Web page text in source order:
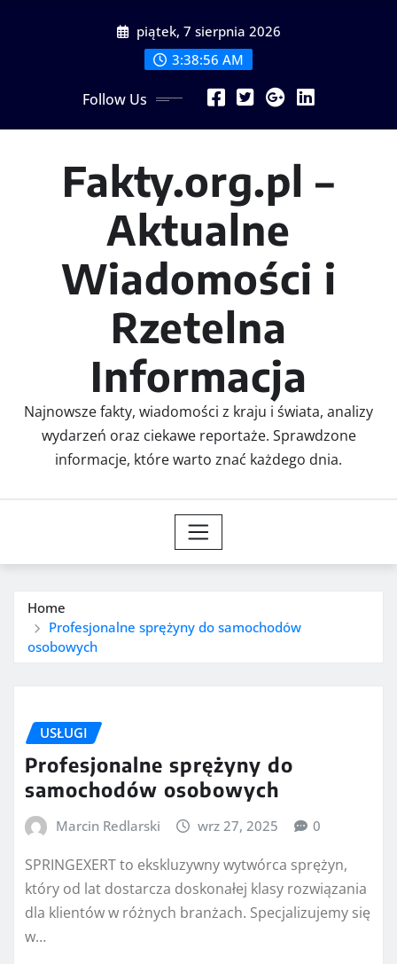
piątek, 7 sierpnia 2026
3:38:57 AM
Follow Us
Fakty.org.pl –
Aktualne
Wiadomości i
Rzetelna
Informacja
Najnowsze fakty, wiadomości z kraju i świata, analizy
wydarzeń oraz ciekawe reportaże. Sprawdzone
informacje, które warto znać każdego dnia.
Home
Profesjonalne sprężyny do samochodów
osobowych
USŁUGI
Profesjonalne sprężyny do
samochodów osobowych
Marcin Redlarski wrz 27, 2025 0
SPRINGEXERT to ekskluzywny wytwórca sprężyn,
który od lat dostarcza doskonałej klasy rozwiązania
dla klientów w różnych branżach. Specjalizujemy się
w…